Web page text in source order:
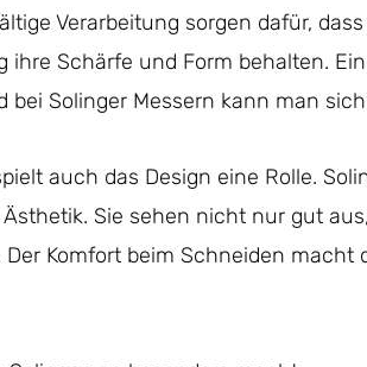
Verarbeitung sorgen dafür,
Schärfe und Form behalten.
bei Solinger Messern kann man
auch das Design eine Rolle.
Sie sehen nicht nur gut
Komfort beim Schneiden